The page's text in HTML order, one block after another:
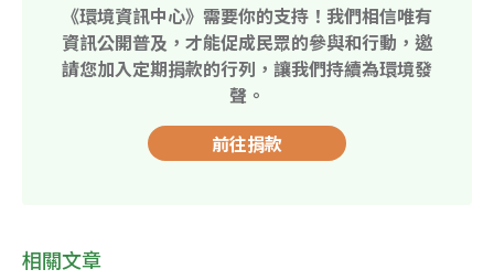
《環境資訊中心》需要你的支持！我們相信唯有
資訊公開普及，才能促成民眾的參與和行動，邀
請您加入定期捐款的行列，讓我們持續為環境發
聲。
前往捐款
相關文章